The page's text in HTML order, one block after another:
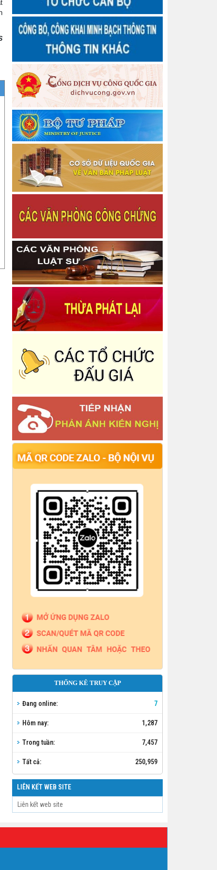
sự hành nghề công chứng
Thông báo Chấm dứt tập sự hành nghề công
chứng
Quyết định số 3458/QĐ-BTP Về việc công bố dữ
liệu hộ tịch và hướng dẫn kết nối, khai thác sử dụng
Thông báo về chiêu sinh Lớp bồi dưỡng nghiệp vụ
Thừa phát lại năm 2026
Thông báo Về việc thu hồi thẻ công chứng viên
Thông báo Về việc thu hồi thẻ công chứng viên
Thông báo cấp lại Giấy đăng ký hoạt động cho
Văn phòng công chứng
Thông báo cấp lại Giấy đăng ký hoạt động cho
Văn phòng công chứng
Thông báo cấp lại Giấy đăng ký hoạt động cho
Công ty Luật TNHH Nguyễn Ngọc Anh và Cộng sự
Thông báo Quyết định Đăng ký tập sự hành nghề
công chứng
Danh sách người thực hiện trợ giúp pháp lý tại
Nguyên
Thông báo Quyết định Chấm dứt tập sự hành
nghề công chứng
Công bố danh mục thủ tục hành chính được sửa
đổi, bổ sung trong lĩnh vực bồi thường nhà nước
Thông báo Về việc thu hồi thẻ công chứng viên
Thông báo niêm yết thông báo về việc tiếp nhận
Công chứng văn bản phân chia di sản
Thông báo Quyết định công bố công khai dự toán
Ngân sách Nhà nước năm 2025 - Phòng Công
chứng Số 2
Thông báo Quyết định Công nhận hoàn thành tập
sự hành nghề công chứng
công chứng
Thông báo Về việc phân công lịch trực nghỉ tết
Dương lịch năm 2026 và các ngày thứ bảy, chủ
nhật
tài sản công năm 2025
Thông báo Báo cáo tình hình thực hiện cơ chế tự
chủ, tự chịu trách nhiệm theo Nghị định số
Thông báo Danh sách người thực hiện trợ giúp
thông báo cấp lại Giấy đăng ký hoạt động Công ty
Luật TNHH PK Việt Nam
Thông báo quyết định công nhận hoàn thành tập
Thông báo Về việc công bố danh sách giám định
viên tư pháp, người giám định tư pháp theo vụ việc,
Thông báo Đăng ký tập sự hành nghề công
chứng cho bà Nguyễn Bình Nguyên
THỐNG KÊ TRUY CẬP
Đang online: 7
Hôm nay: 1,287
Trong tuần: 7,457
Tất cả: 250,959
LIÊN KẾT WEB SITE